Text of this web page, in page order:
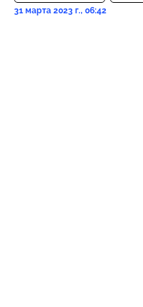
31 марта 2023 г., 06:42